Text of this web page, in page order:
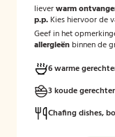
lieverwarm
p.p. Kies hiervoor de
Geef in het
allergieën binnen de
6 warme
3 koude
Chafing dishes,